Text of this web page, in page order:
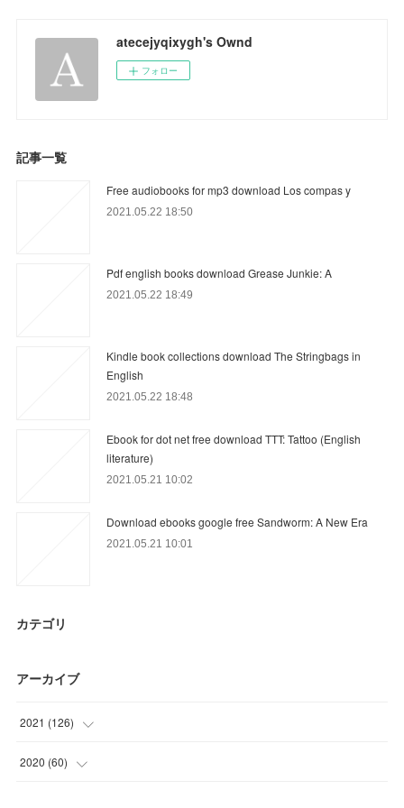
atecejyqixygh's Ownd
フォロー
記事一覧
Free audiobooks for mp3 download Los compas y
2021.05.22 18:50
Pdf english books download Grease Junkie: A
2021.05.22 18:49
Kindle book collections download The Stringbags in
English
2021.05.22 18:48
Ebook for dot net free download TTT: Tattoo (English
literature)
2021.05.21 10:02
Download ebooks google free Sandworm: A New Era
2021.05.21 10:01
カテゴリ
アーカイブ
2021 (126)
(39 )
2020 (60)